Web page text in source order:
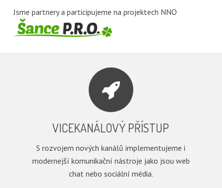
Jsme partnery a participujeme na projektech NNO
VICEKANÁLOVÝ PŘÍSTUP
S rozvojem nových kanálů implementujeme i
modernejší komunikační nástroje jako jsou web
chat nebo sociální média.